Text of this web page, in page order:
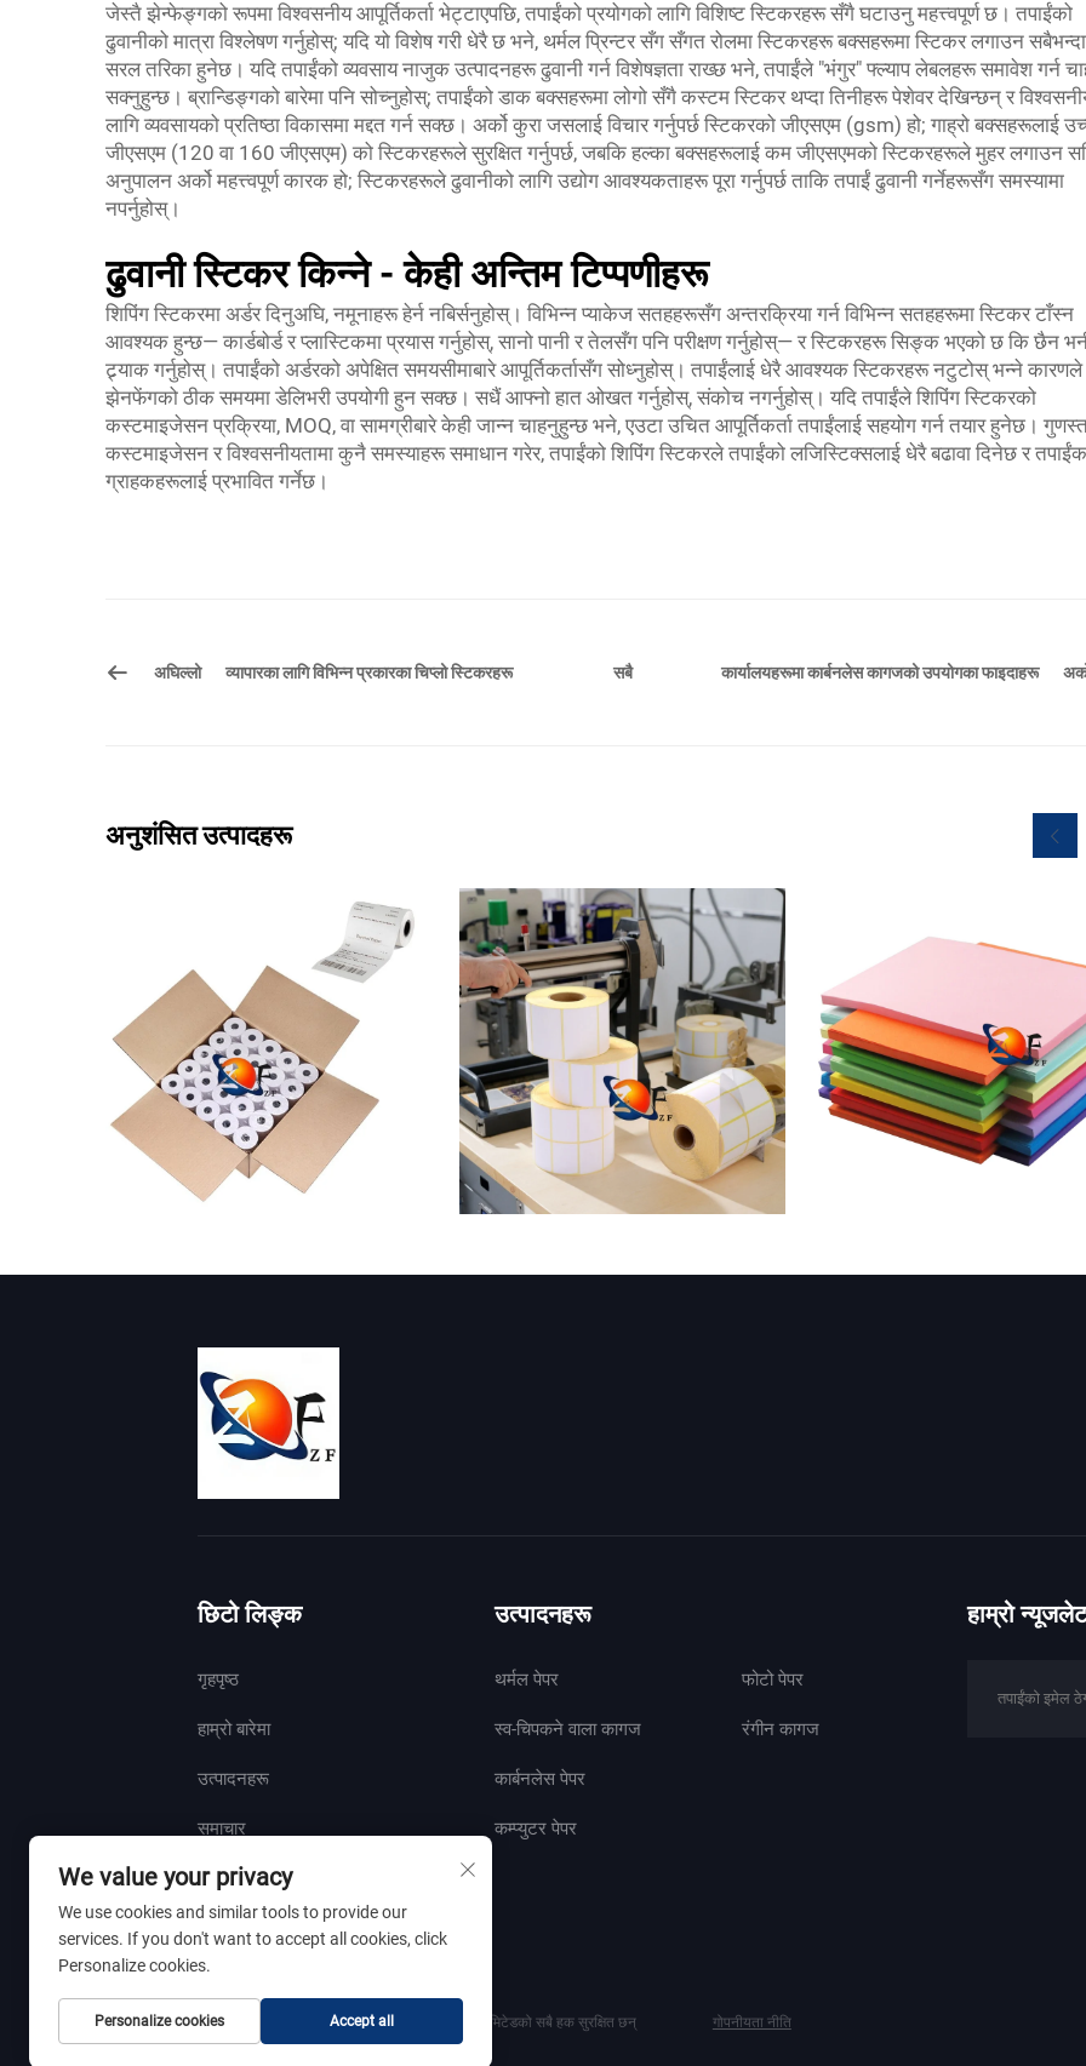
जेस्तै झेन्फेङ्गको रूपमा विश्वसनीय आपूर्तिकर्ता भेट्टाएपछि, तपाईंको प्रयोगको लागि विशिष्ट स्टिकरहरू सँगै घटाउनु महत्त्वपूर्ण छ। तपाईंको
ढुवानीको मात्रा विश्लेषण गर्नुहोस्; यदि यो विशेष गरी धेरै छ भने, थर्मल प्रिन्टर सँग सँगत रोलमा स्टिकरहरू बक्सहरूमा स्टिकर लगाउन
सरल तरिका हुनेछ। यदि तपाईंको व्यवसाय नाजुक उत्पादनहरू ढुवानी गर्न विशेषज्ञता राख्छ भने, तपाईंले "भंगुर" फ्ल्याप लेबलहरू समावेश गर्न
सक्नुहुन्छ। ब्रान्डिङ्गको बारेमा पनि सोच्नुहोस्; तपाईंको डाक बक्सहरूमा लोगो सँगै कस्टम स्टिकर थप्दा तिनीहरू पेशेवर देखिन्छन् र
लागि व्यवसायको प्रतिष्ठा विकासमा मद्दत गर्न सक्छ। अर्को कुरा जसलाई विचार गर्नुपर्छ स्टिकरको जीएसएम (gsm) हो; गाह्रो बक्सहरूलाई
जीएसएम (120 वा 160 जीएसएम) को स्टिकरहरूले सुरक्षित गर्नुपर्छ, जबकि हल्का बक्सहरूलाई कम जीएसएमको स्टिकरहरूले मुहर लगाउन
अनुपालन अर्को महत्त्वपूर्ण कारक हो; स्टिकरहरूले ढुवानीको लागि उद्योग आवश्यकताहरू पूरा गर्नुपर्छ ताकि तपाईं ढुवानी गर्नेहरूसँग समस्यामा
नपर्नुहोस्।
ढुवानी स्टिकर किन्ने - केही अन्तिम टिप्पणीहरू
शिपिंग स्टिकरमा अर्डर दिनुअघि, नमूनाहरू हेर्न नबिर्सनुहोस्। विभिन्न प्याकेज सतहहरूसँग अन्तरक्रिया गर्न विभिन्न सतहहरूमा स्टिकर टाँस्न
आवश्यक हुन्छ— कार्डबोर्ड र प्लास्टिकमा प्रयास गर्नुहोस्, सानो पानी र तेलसँग पनि परीक्षण गर्नुहोस्— र स्टिकरहरू सिङ्क भएको छ कि छैन
ट्र्याक गर्नुहोस्। तपाईंको अर्डरको अपेक्षित समयसीमाबारे आपूर्तिकर्तासँग सोध्नुहोस्। तपाईंलाई धेरै आवश्यक स्टिकरहरू नटुटोस् भन्ने कारणले
झेनफेंगको ठीक समयमा डेलिभरी उपयोगी हुन सक्छ। सधैं आफ्नो हात ओखत गर्नुहोस्, संकोच नगर्नुहोस्। यदि तपाईंले शिपिंग स्टिकरको
कस्टमाइजेसन प्रक्रिया, MOQ, वा सामग्रीबारे केही जान्न चाहनुहुन्छ भने, एउटा उचित आपूर्तिकर्ता तपाईंलाई सहयोग गर्न तयार हुनेछ।
कस्टमाइजेसन र विश्वसनीयतामा कुनै समस्याहरू समाधान गरेर, तपाईंको शिपिंग स्टिकरले तपाईंको लजिस्टिक्सलाई धेरै बढावा दिनेछ र
ग्राहकहरूलाई प्रभावित गर्नेछ।
अघिल्लो व्यापारका लागि विभिन्न प्रकारका चिप्लो स्टिकरहरू सबै कार्यालयहरूमा कार्बनलेस कागजको उपयोगका फाइदाहरू
अनुशंसित उत्पादहरू
छिटो लिङ्क
गृहपृष्ठ
हाम्रो बारेमा
उत्पादनहरू
समाचार
हामीलाई सम्पर्क गर्नुहोस
उत्पादनहरू
थर्मल पेपर
स्व-चिपकने वाला कागज
कार्बनलेस पेपर
कम्प्युटर पेपर
फोटो पेपर
रंगीन कागज
हाम्रो
कपीराइट © २०२५ शान्डोंग जेनफेंग पेपर उद्योग कम्पनी लिमिटेडको सबै हक सुरक्षित छन् गोपनीयता नीति
We value your privacy
We use cookies and similar tools to provide our
services. If you don't want to accept all cookies, click
Personalize cookies.
Personalize cookies Accept all